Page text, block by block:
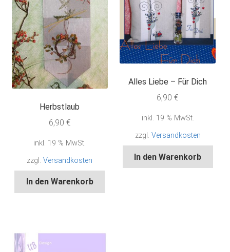
Herbstlaub
6,90 €
inkl. 19 % MwSt.
zzgl.Versandkosten
In den Warenkorb
Alles Liebe – Für Dich
6,90€
inkl. 19 % MwSt.
zzgl. Versandkosten
In den Warenkorb